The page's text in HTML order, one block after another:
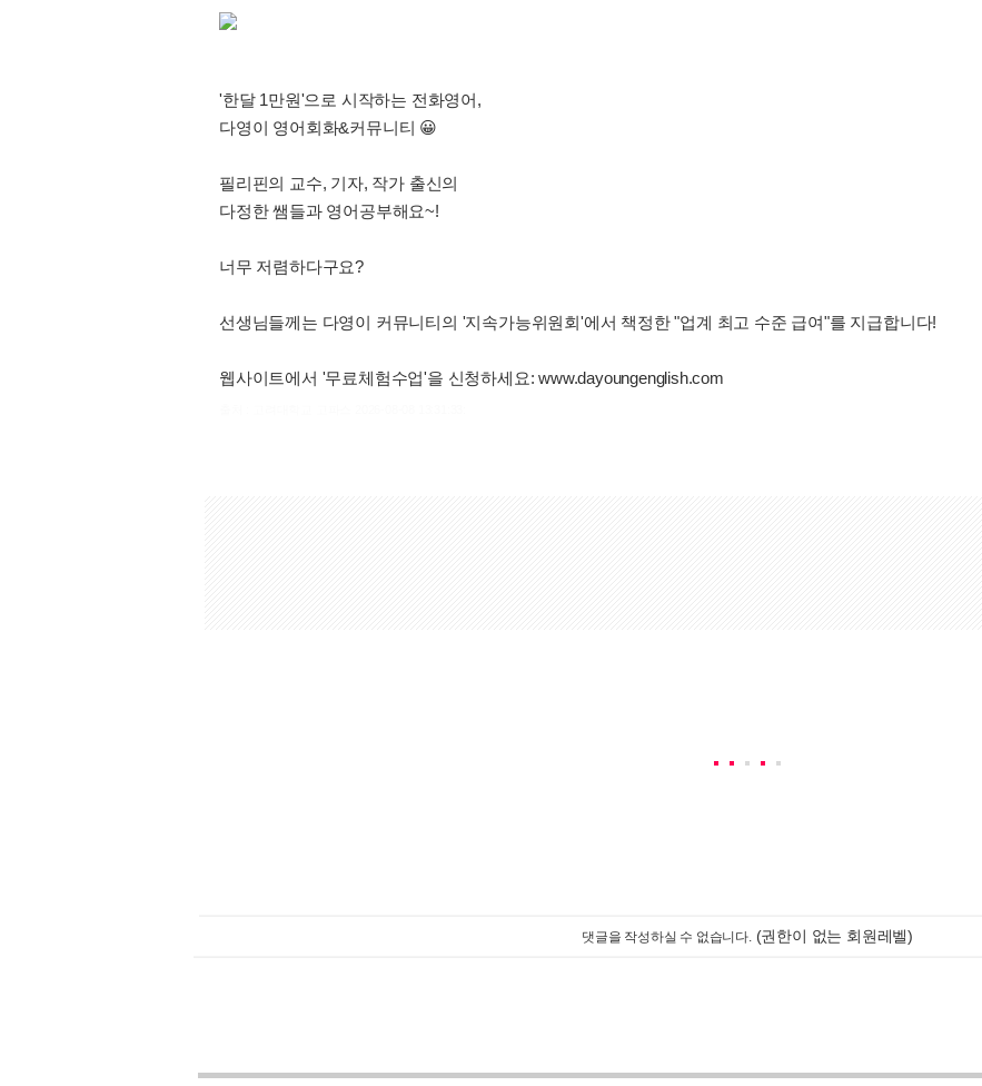
'한달 1만원'으로 시작하는 전화영어,
다영이 영어회화&커뮤니티 😀
필리핀의 교수, 기자, 작가 출신의
다정한 쌤들과 영어공부해요~!
너무 저렴하다구요?
선생님들께는 다영이 커뮤니티의 '지속가능위원회'에서 책정한 "업계 최고 수준 급여"를 지급합니다!
웹사이트에서 '무료체험수업'을 신청하세요: www.dayoungenglish.com
댓글을 작성하실 수 없습니다. (권한이 없는 회원레벨)